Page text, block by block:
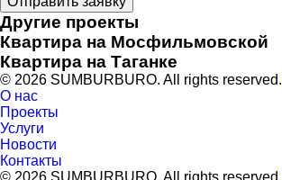
Другие проекты
Квартира на Мосфильмовской
Квартира на Таганке
© 2026 SUMBURBURO. All rights reserved.
О нас
Проекты
Услуги
Новости
Контакты
© 2026 SUMBURBURO. All rights reserved.